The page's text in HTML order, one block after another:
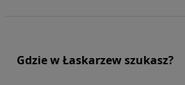
Gdzie w Łaskarzew szukasz?